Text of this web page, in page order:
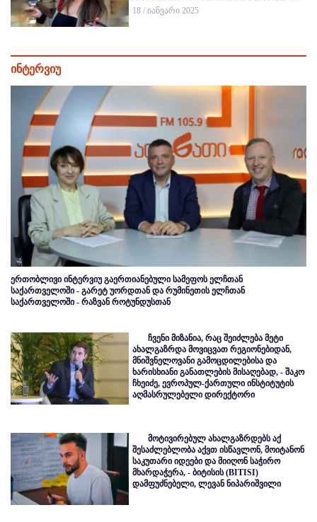
18 / იანვარი 2025
ინტერვიუ
ერთობლივი ინტერვიუ გაერთიანებული სამეფოს ელჩთან
საქართველოში - გარეტ უორდთან და რუმინეთის ელჩთან
საქართველოში - რაზვან როტუნდუსთან
ჩვენი მიზანია, რაც შეიძლება მეტი
ახალგაზრდა მოვიცვათ რეგიონებიდან,
მნიშვნელოვანი გამოცდილებისა და
ხარისხიანი განათლების მისაღებად, - შაკო
ჩხეიძე, ევროპულ-ქართული ინსტიტუტის
აღმასრულებელი დირექტორი
მოტივირებულ ახალგაზრდებს აქ
შესაძლებლობა აქვთ ისწავლონ, მოიტანონ
საკუთარი იდეები და მიიღონ საჭირო
მხარდაჭერა, - ბიტისის (BITISI)
დამფუძნებელი, ლევან ნიპარიშვილი